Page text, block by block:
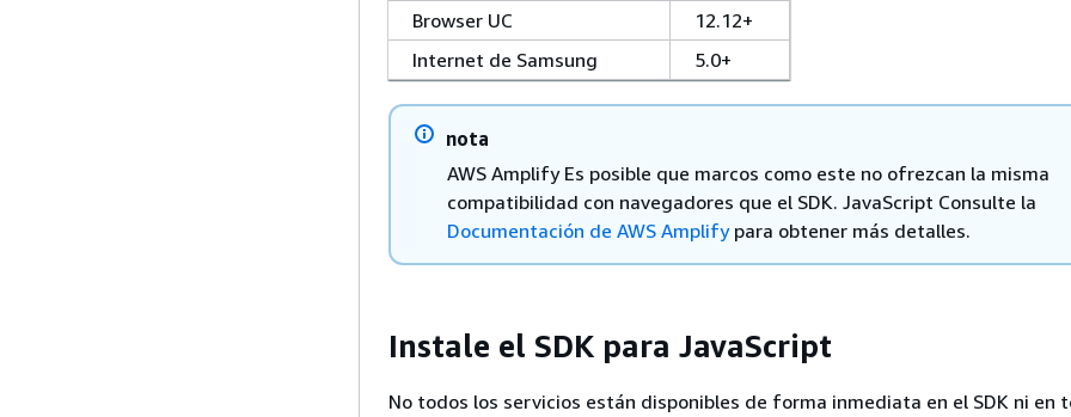
Browser UC
12.12+
Internet de Samsung
5.0+
nota
AWS Amplify Es posible que marcos como este no ofrezcan la misma
compatibilidad con navegadores que el SDK. JavaScript Consulte la
Documentación de AWS Amplifypara obtener más detalles.
Instale el SDK para JavaScript
No todos los servicios están disponibles de forma inmediata en el SDK ni en